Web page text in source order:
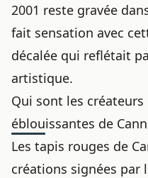
2001 reste gravée
fait sensation avec
décalée qui reflétait
artistique.
Qui sont les
éblouissantes de
Les tapis rouges de
créations signées par